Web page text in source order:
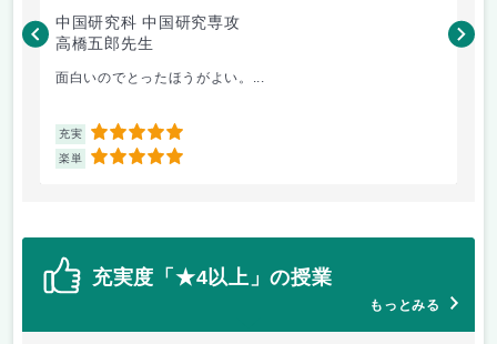
中国研究科 中国研究専攻
高橋五郎先生
面白いのでとったほうがよい。...
充実 5
楽単 5
木
充実度「★4以上」の授業
もっとみる